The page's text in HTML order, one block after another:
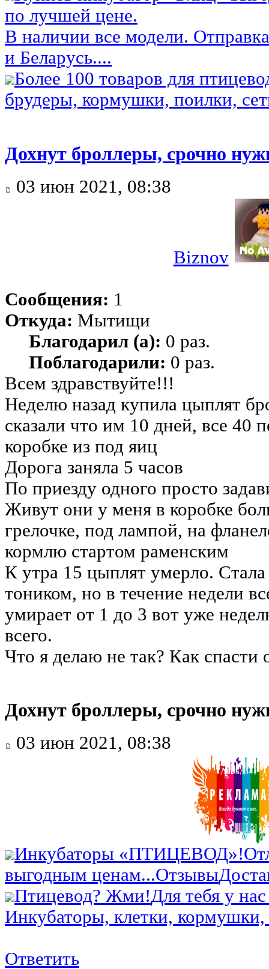
по лучшей цене.
В наличии все модели.
и Беларусь....
Более 100 товаров для
брудеры, кормушки, поилки,
Дохнут броллеры, срочно
03 июн 2021, 08:38
Biznov
Сообщения: 1
Откуда: Мытищи
Благодарил (а): 0 раз.
Поблагодарили: 0 раз.
Всем здравствуйте!!!
Неделю назад купила цыплят
сказали что им 10 дней, все 40
коробке из под яиц
Дорога заняла 5 часов
По приезду одного просто
Живут они у меня в коробке
грелочке, под лампой, на
кормлю стартом раменским
К утра 15 цыплят умерло.
тоником, но в течение недели
умирает от 1 до 3 вот уже
всего.
Что я делаю не так? Как спасти
Дохнут броллеры, срочно
03 июн 2021, 08:38
Инкубаторы «ПТИЦЕВОД»!
выгодным ценам...Отзывы
Птицевод? Жми!Для тебя у
Инкубаторы, клетки,
Ответить